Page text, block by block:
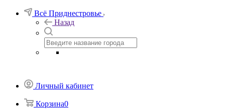
Всё Приднестровье
Назад
Личный кабинет
Корзина0